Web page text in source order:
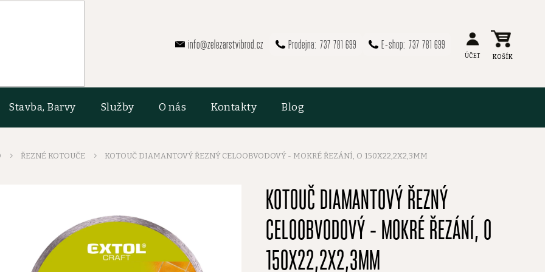
737 781 699
737 781 699
info@zelezarstvibrod.cz
Stavba, Barvy Služby O nás Kontakty Blog
ŘEZNÉ KOTOUČE KOTOUČ DIAMANTOVÝ ŘEZNÝ CELOOBVODOVÝ - MOKRÉ ŘEZÁNÍ, O 150X22,2X2,3MM
KOTOUČ DIAMANTOVÝ ŘEZNÝ
CELOOBVODOVÝ - MOKRÉ ŘEZÁNÍ, O
150X22,2X2,3MM